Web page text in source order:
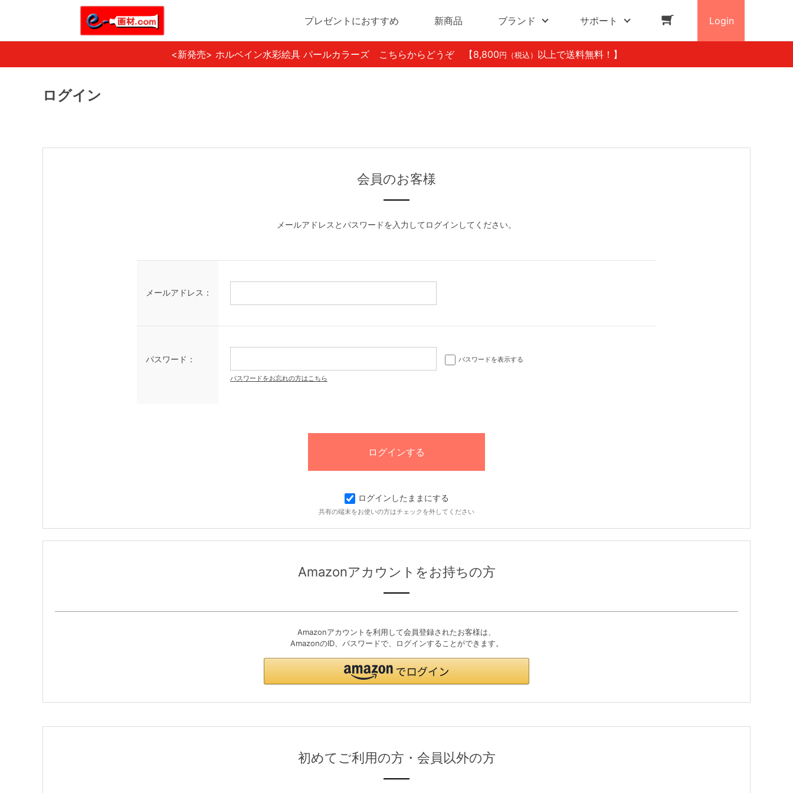
プレゼントにおすすめ 新商品 ブランド サポート Login
<新発売> ホルベイン水彩絵具 パールカラーズ こちらからどうぞ 【8,800 円（税込） 以上で送料無料！】
ログイン
会員のお客様
メールアドレスとパスワードを入力してログインしてください。
メールアドレス：
パスワード： パスワードを表示する
パスワードをお忘れの方はこちら
ログインしたままにする
共有の端末をお使いの方はチェックを外してください
Amazonアカウントをお持ちの方
Amazonアカウントを利用して会員登録されたお客様は、
AmazonのID、パスワードで、ログインすることができます。
初めてご利用の方・会員以外の方